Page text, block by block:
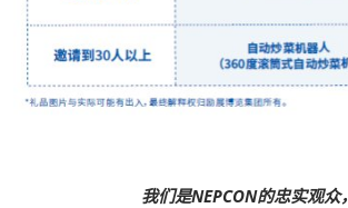
我们是NEPCON的忠实观众，